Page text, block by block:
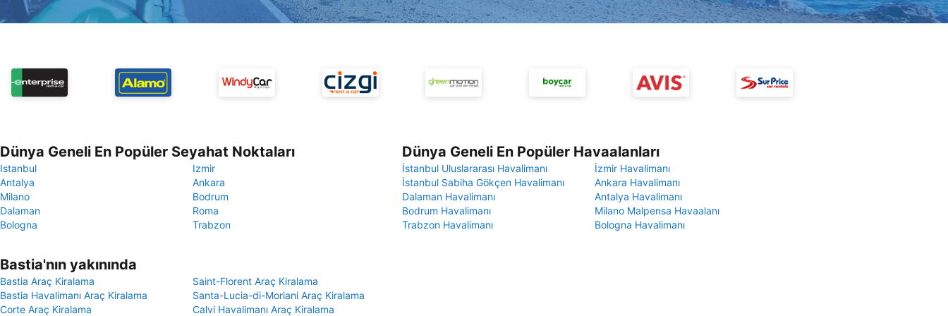
Dünya Geneli En Popüler Seyahat Noktaları
Istanbul
Izmir
Antalya
Ankara
Milano
Bodrum
Dalaman
Roma
Bologna
Trabzon
Dünya Geneli En Popüler Havaalanları
İstanbul Uluslararası Havalimanı
İzmir Havalimanı
İstanbul Sabiha Gökçen Havalimanı
Ankara Havalimanı
Dalaman Havalimanı
Antalya Havalimanı
Bodrum Havalimanı
Milano Malpensa Havaalanı
Trabzon Havalimanı
Bologna Havalimanı
Bastia'nın yakınında
Bastia Araç Kiralama
Saint-Florent Araç Kiralama
Bastia Havalimanı Araç Kiralama
Santa-Lucia-di-Moriani Araç Kiralama
Corte Araç Kiralama
Calvi Havalimanı Araç Kiralama